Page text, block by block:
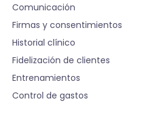
Comunicación
Firmas y consentimientos
Historial clínico
Fidelización de clientes
Entrenamientos
Control de gastos